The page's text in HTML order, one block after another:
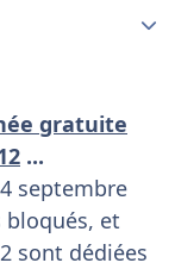
gratuite
...
septembre
bloqués, et
sont dédiées